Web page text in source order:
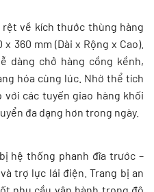
về kích thước thùng hàng
360 mm (Dài x Rộng x Cao).
dàng chở hàng cồng kềnh,
hóa cùng lúc. Nhờ thể tích
các tuyến giao hàng khối
đa dạng hơn trong ngày.
hệ thống phanh đĩa trước –
trợ lực lái điện. Trang bị an